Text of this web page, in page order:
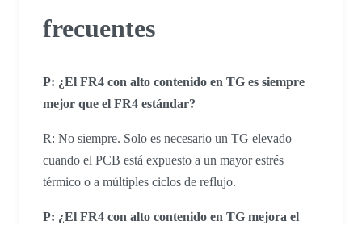
frecuentes
P: ¿El FR4 con alto contenido en TG es siempre
mejor que el FR4 estándar?
R: No siempre. Solo es necesario un TG elevado
cuando el PCB está expuesto a un mayor estrés
térmico o a múltiples ciclos de reflujo.
P: ¿El FR4 con alto contenido en TG mejora el